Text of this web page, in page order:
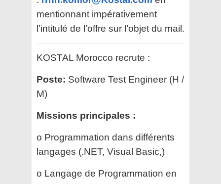
mentionnant impérativement
l’intitulé de l’offre sur l’objet du mail.
KOSTAL Morocco recrute :
Poste: Software Test Engineer (H /
M)
Missions principales :
o Programmation dans différents
langages (.NET, Visual Basic,)
o Langage de Programmation en